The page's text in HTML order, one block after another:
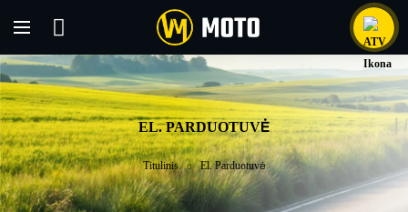
EL. PARDUOTUVĖ
Titulinis El. Parduotuvė